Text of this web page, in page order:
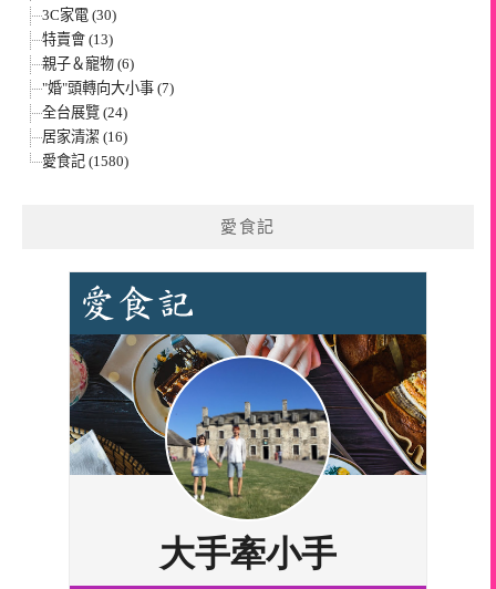
3C家電 (30)
特賣會 (13)
親子＆寵物 (6)
"婚"頭轉向大小事 (7)
全台展覽 (24)
居家清潔 (16)
愛食記 (1580)
愛食記